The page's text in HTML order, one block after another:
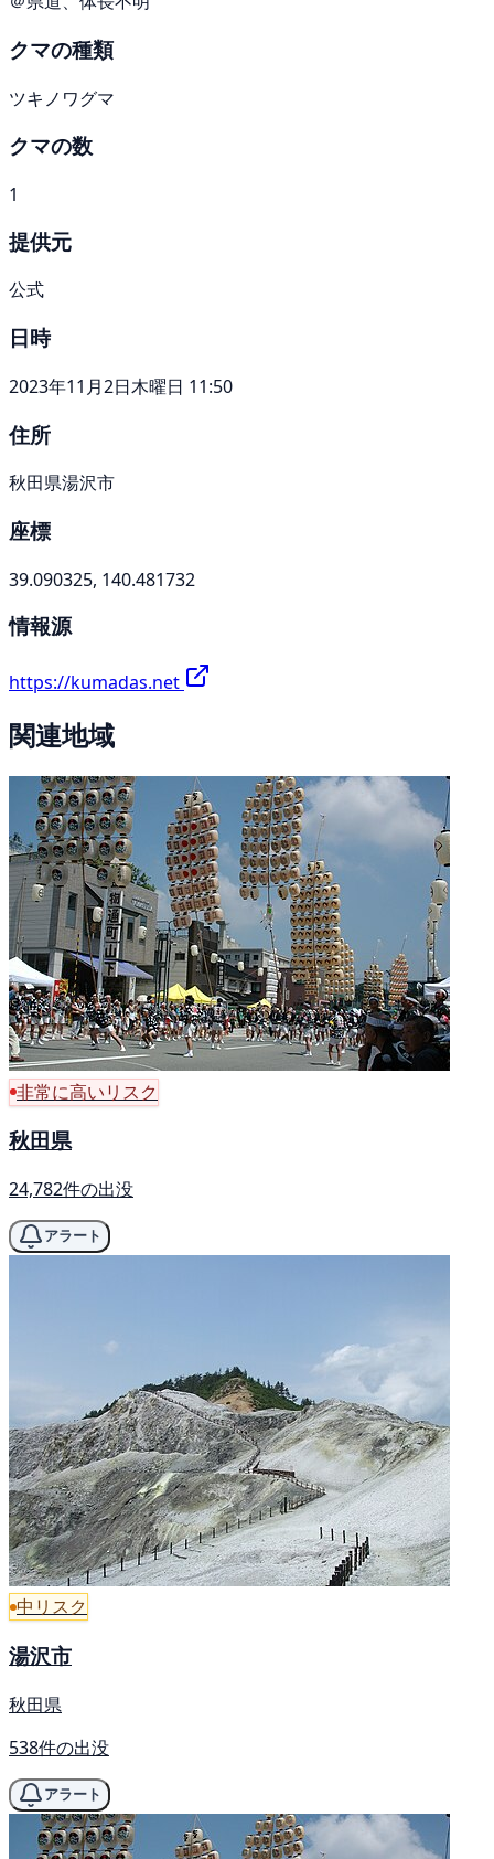
クマの種類
ツキノワグマ
クマの数
1
提供元
公式
日時
2023年11月2日木曜日 11:50
住所
秋田県湯沢市
座標
39.090325, 140.481732
情報源
https://kumadas.net
関連地域
非常に高いリスク
秋田県
24,782件の出没
アラート
中リスク
湯沢市
秋田県
538件の出没
アラート